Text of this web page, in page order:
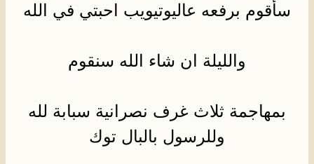
سأقوم برفعه عاليوتيويب احبتي في الله
والليلة ان شاء الله سنقوم
بمهاجمة ثلاث غرف نصرانية سبابة لله
وللرسول بالبال توك